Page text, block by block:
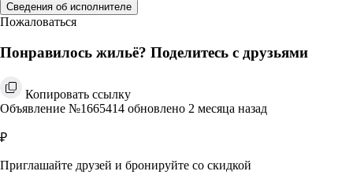
Сведения об исполнителе
Пожаловаться
Понравилось жильё? Поделитесь с друзьями
Копировать ссылку
Объявление №1665414 обновлено 2 месяца назад
₽
Приглашайте друзей и бронируйте со скидкой